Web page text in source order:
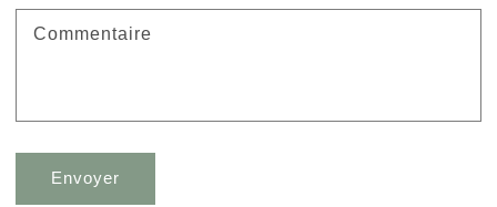
Commentaire
Envoyer